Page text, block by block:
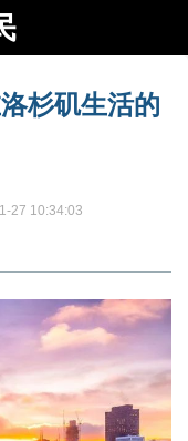
杉矶生活的
27 10:34:03